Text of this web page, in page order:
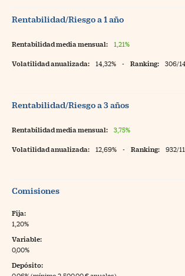
Rentabilidad/Riesgo a 1 año
Rentabilidad media mensual: 1,21%
Volatilidad anualizada: 14,32% - Ranking: 306/
Rentabilidad/Riesgo a 3 años
Rentabilidad media mensual: 3,75%
Volatilidad anualizada: 12,69% - Ranking: 932/
Comisiones
Fija:
1,20%
Variable:
0,00%
Depósito: